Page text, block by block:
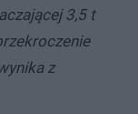
3,5 t
z